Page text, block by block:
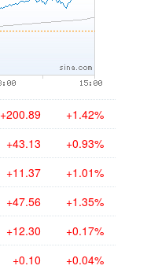
+200.89 +1.42%
+43.13 +0.93%
+11.37 +1.01%
+47.56 +1.35%
+12.30 +0.17%
+0.10 +0.04%